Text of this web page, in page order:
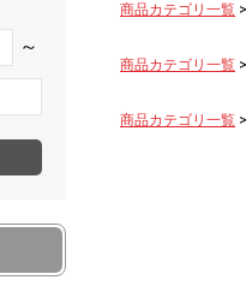
～
商品カテゴリ一覧 >
商品カテゴリ一覧 >
商品カテゴリ一覧 >